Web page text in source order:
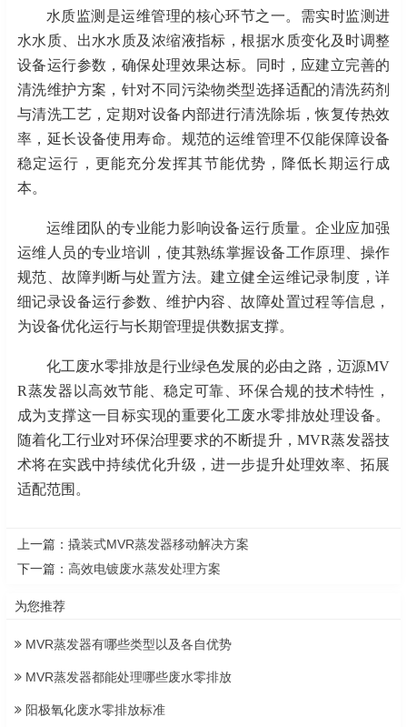
水质监测是运维管理的核心环节之一。需实时监测进
水水质、出水水质及浓缩液指标，根据水质变化及时调整
设备运行参数，确保处理效果达标。同时，应建立完善的
清洗维护方案，针对不同污染物类型选择适配的清洗药剂
与清洗工艺，定期对设备内部进行清洗除垢，恢复传热效
率，延长设备使用寿命。规范的运维管理不仅能保障设备
稳定运行，更能充分发挥其节能优势，降低长期运行成
本。
运维团队的专业能力影响设备运行质量。企业应加强
运维人员的专业培训，使其熟练掌握设备工作原理、操作
规范、故障判断与处置方法。建立健全运维记录制度，详
细记录设备运行参数、维护内容、故障处置过程等信息，
为设备优化运行与长期管理提供数据支撑。
化工废水零排放是行业绿色发展的必由之路， 迈源MV
R蒸发器以高效节能、稳定可靠、环保合规的技术特性，
成为支撑这一目标实现的重要化工废水零排放处理设备。
随着化工行业对环保治理要求的不断提升，MVR蒸发器技
术将在实践中持续优化升级，进一步提升处理效率、拓展
适配范围。
上一篇： 撬装式MVR蒸发器移动解决方案
下一篇： 高效电镀废水蒸发处理方案
为您推荐
MVR蒸发器有哪些类型以及各自优势
MVR蒸发器都能处理哪些废水零排放
阳极氧化废水零排放标准